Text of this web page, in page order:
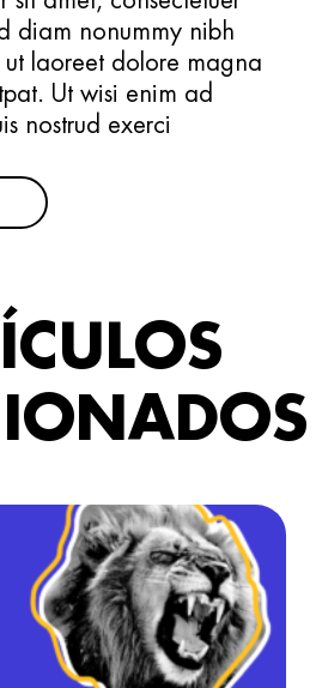
diam nonummy nibh
ut laoreet dolore magna
Ut wisi enim ad
nostrud exerci